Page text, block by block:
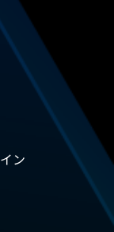
ン